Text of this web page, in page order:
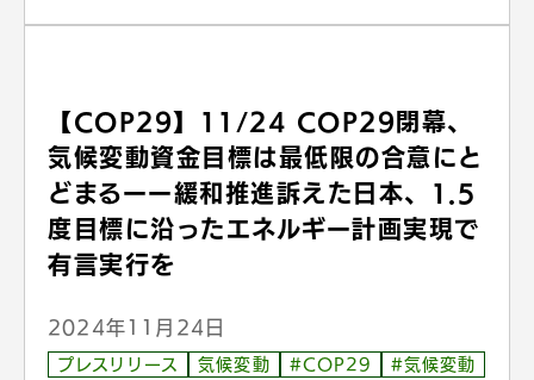
【COP29】11/24 COP29閉幕、
気候変動資金目標は最低限の合意にと
どまるーー緩和推進訴えた日本、1.5
度目標に沿ったエネルギー計画実現で
有言実行を
2024年11月24日
プレスリリース 気候変動 #COP29 #気候変動